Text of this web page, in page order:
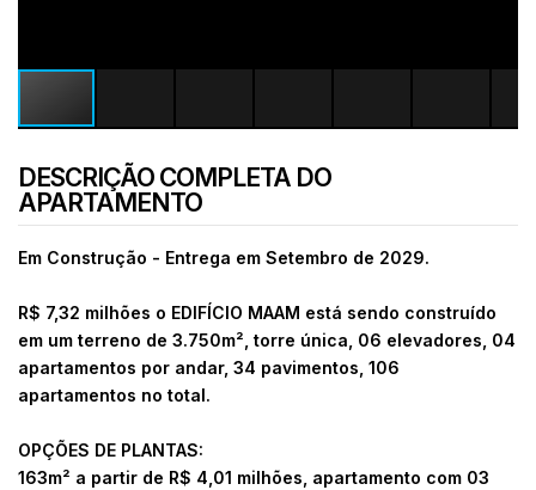
DESCRIÇÃO COMPLETA DO
APARTAMENTO
Em Construção - Entrega em Setembro de 2029.
R$ 7,32 milhões o EDIFÍCIO MAAM está sendo construído
em um terreno de 3.750m², torre única, 06 elevadores, 04
apartamentos por andar, 34 pavimentos, 106
apartamentos no total.
OPÇÕES DE PLANTAS:
163m² a partir de R$ 4,01 milhões, apartamento com 03